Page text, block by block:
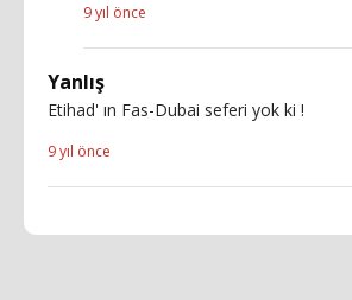
9 yıl önce
Yanlış
Etihad' ın Fas-Dubai seferi yok ki !
9 yıl önce